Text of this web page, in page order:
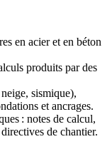
en acier et en béton
produits par des
sismique),
et ancrages.
: notes de calcul,
de chantier.